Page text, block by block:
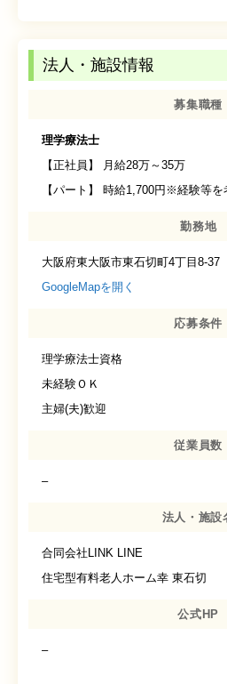
法人・施設情報
募集職種
理学療法士
【正社員】 月給28万～35万
【パート】 時給1,700円※経験等を
勤務地
大阪府東大阪市東石切町4丁目8-37
GoogleMapを開く
応募条件
理学療法士資格
未経験ＯＫ
主婦(夫)歓迎
従業員数
–
法人・施設
合同会社LINK LINE
住宅型有料老人ホーム幸 東石切
公式HP
–